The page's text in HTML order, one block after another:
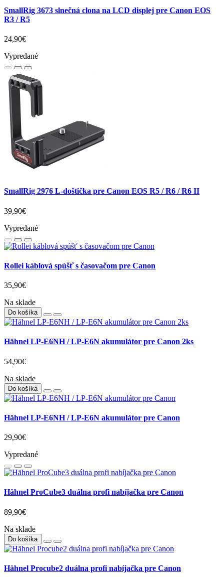
SmallRig 3673 slnečná clona na LCD displej pre Canon EOS
R3 / R5
24,90€
Vypredané
SmallRig 2976 L-doštička pre Canon EOS R5 / R6 / R6 II
39,90€
Vypredané
Rollei káblová spúšť s časovačom pre Canon
35,90€
Na sklade
Do košíka
Hähnel LP-E6NH / LP-E6N akumulátor pre Canon 2ks
54,90€
Na sklade
Do košíka
Hähnel LP-E6NH / LP-E6N akumulátor pre Canon
29,90€
Vypredané
Hähnel ProCube3 duálna profi nabíjačka pre Canon
89,90€
Na sklade
Do košíka
Hähnel Procube2 duálna profi nabíjačka pre Canon